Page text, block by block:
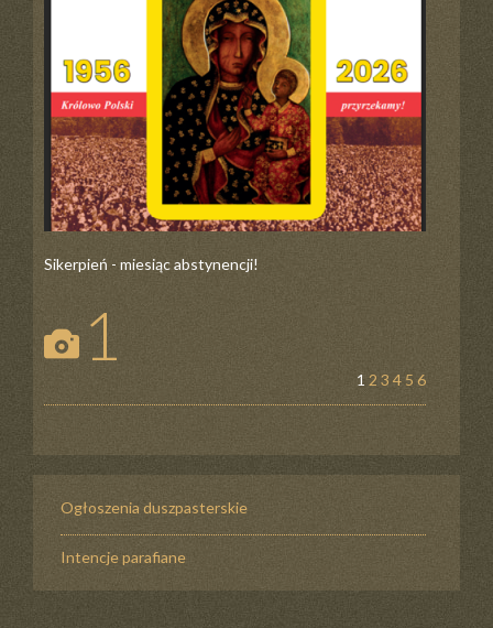
Sikerpień - miesiąc abstynencji!
1
1 2 3 4 5 6
Ogłoszenia duszpasterskie
Intencje parafiane